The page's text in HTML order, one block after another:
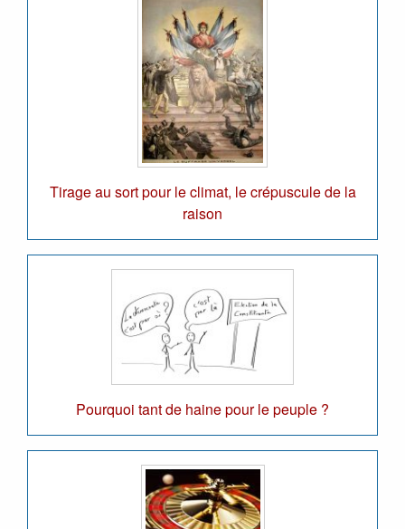
Tirage au sort pour le climat, le crépuscule de la
raison
Pourquoi tant de haine pour le peuple ?